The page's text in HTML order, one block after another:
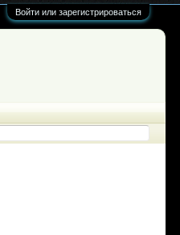
Войти или зарегистрироваться